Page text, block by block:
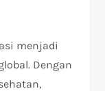
menjadi
Dengan